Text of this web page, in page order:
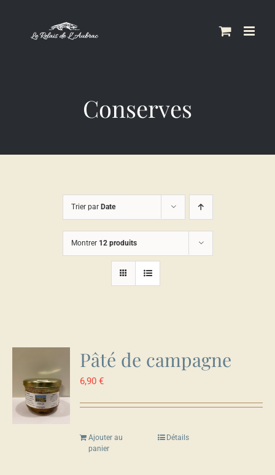
Conserves
Trier par Date
Montrer 12 produits
Pâté de campagne
6,90€
Ajouter au
panier
Détails